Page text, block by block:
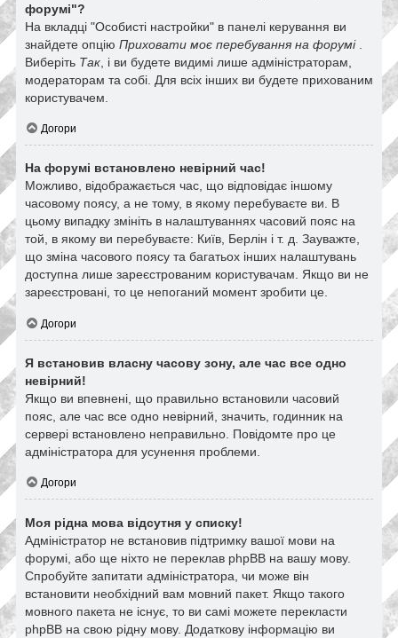
форумі"?
На вкладці "Особисті настройки" в панелі керування ви
знайдете опцію Приховати моє перебування на форумі
Виберіть Так , і ви будете видимі лише адміністраторам,
модераторам та собі. Для всіх інших ви будете прихованим
користувачем.
Догори
На форумі встановлено невірний час!
Можливо, відображається час, що відповідає іншому
часовому поясу, а не тому, в якому перебуваєте ви. В
цьому випадку змініть в налаштуваннях часовий пояс на
той, в якому ви перебуваєте: Київ, Берлін і т. д. Зауважте,
що зміна часового поясу та багатьох інших налаштувань
доступна лише зареєстрованим користувачам. Якщо ви не
зареєстровані, то це непоганий момент зробити це.
Догори
Я встановив власну часову зону, але час все одно
невірний!
Якщо ви впевнені, що правильно встановили часовий
пояс, але час все одно невірний, значить, годинник на
сервері встановлено неправильно. Повідомте про це
адміністратора для усунення проблеми.
Догори
Моя рідна мова відсутня у списку!
Адміністратор не встановив підтримку вашої мови на
форумі, або ще ніхто не переклав phpBB на вашу мову.
Спробуйте запитати адміністратора, чи може він
встановити необхідний вам мовний пакет. Якщо такого
мовного пакета не існує, то ви самі можете перекласти
phpBB на свою рідну мову. Додаткову інформацію ви